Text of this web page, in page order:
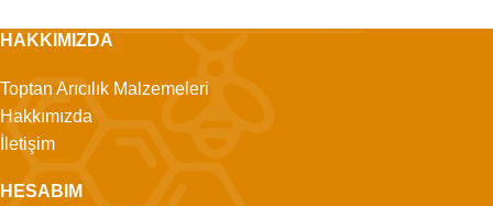
HAKKIMIZDA
Toptan Arıcılık Malzemeleri
Hakkımızda
İletişim
HESABIM